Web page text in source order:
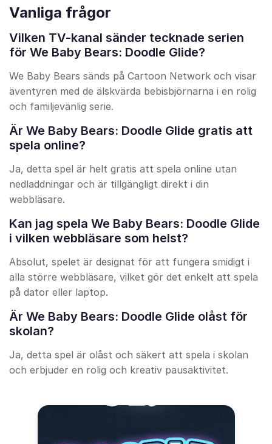
Vanliga frågor
Vilken TV-kanal sänder tecknade serien
för We Baby Bears: Doodle Glide?
We Baby Bears sänds på Cartoon Network och visar
äventyren med de älskvärda bebisbjörnarna i en rolig
och familjevänlig serie.
Är We Baby Bears: Doodle Glide gratis att
spela online?
Ja, detta spel är helt gratis att spela online utan
nedladdningar och är tillgängligt direkt i din
webbläsare.
Kan jag spela We Baby Bears: Doodle Glide
i vilken webbläsare som helst?
Absolut, spelet är designat för att fungera smidigt i
alla större webbläsare, vilket gör det enkelt att spela
på dator eller laptop.
Är We Baby Bears: Doodle Glide olåst för
skolan?
Ja, detta spel är olåst och säkert att spela i skolan
och erbjuder en rolig och kreativ pausaktivitet.